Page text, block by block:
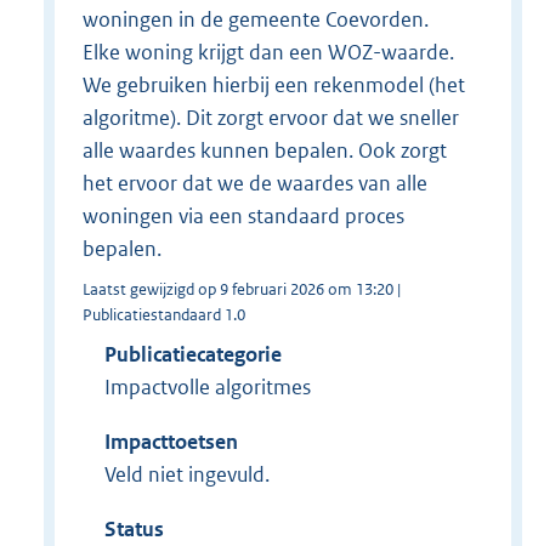
woningen in de gemeente Coevorden.
Elke woning krijgt dan een WOZ-waarde.
We gebruiken hierbij een rekenmodel (het
algoritme). Dit zorgt ervoor dat we sneller
alle waardes kunnen bepalen. Ook zorgt
het ervoor dat we de waardes van alle
woningen via een standaard proces
bepalen.
Laatst gewijzigd op 9 februari 2026 om 13:20 |
Publicatiestandaard 1.0
Publicatiecategorie
Impactvolle algoritmes
Impacttoetsen
Veld niet ingevuld.
Status